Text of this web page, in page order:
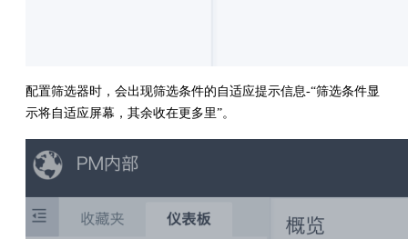
配置筛选器时，会出现筛选条件的自适应提示信息-“筛选条件显
示将自适应屏幕，其余收在更多里”。